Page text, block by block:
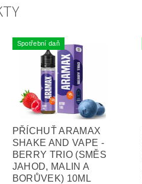
Spotřební daň
PŘÍCHUŤ ARAMAX
SHAKE AND VAPE -
BERRY TRIO (SMĚS
JAHOD, MALIN A
BORŮVEK) 10ML